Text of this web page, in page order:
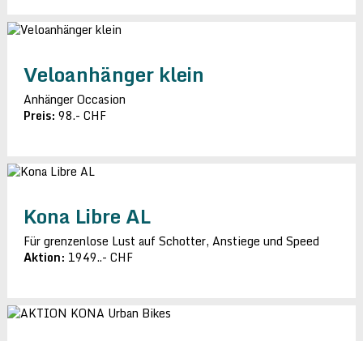
Veloanhänger klein
Anhänger Occasion
Preis: 98.- CHF
Kona Libre AL
Für grenzenlose Lust auf Schotter, Anstiege und Speed
Aktion: 1949..- CHF